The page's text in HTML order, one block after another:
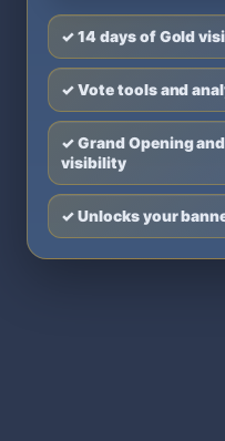
✓ 14 days of Gold
✓ Vote tools and
✓ Grand Opening
visibility
✓ Unlocks your